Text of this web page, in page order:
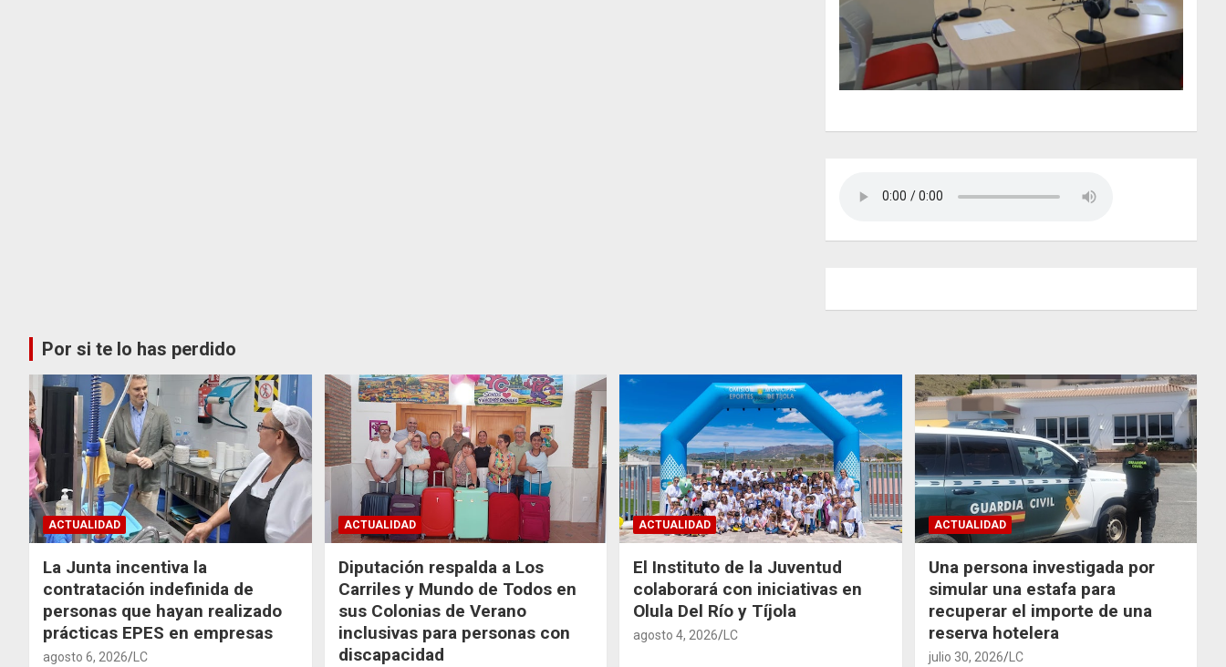
Por si te lo has perdido
ACTUALIDAD
La Junta incentiva la
contratación indefinida de
personas que hayan realizado
prácticas EPES en empresas
agosto 6, 2026 LC
ACTUALIDAD
Diputación respalda a Los
Carriles y Mundo de Todos en
sus Colonias de Verano
inclusivas para personas con
discapacidad
ACTUALIDAD
El Instituto de la Juventud
colaborará con iniciativas en
Olula Del Río y Tíjola
agosto 4, 2026 LC
ACTUALIDAD
Una persona investigada por
simular una estafa para
recuperar el importe de una
reserva hotelera
julio 30, 2026 LC